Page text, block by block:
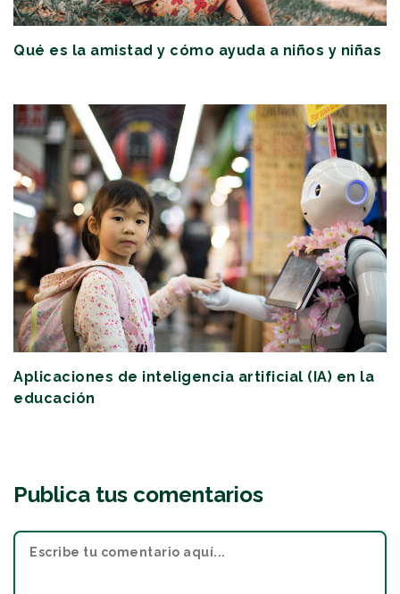
Qué es la amistad y cómo ayuda a niños y niñas
Aplicaciones de inteligencia artificial (IA) en la
educación
Publica tus comentarios